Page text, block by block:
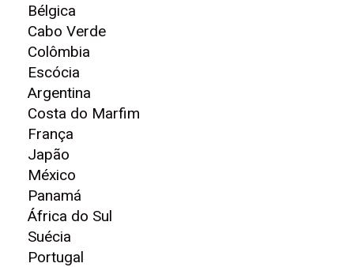
Bélgica
Cabo Verde
Colômbia
Escócia
Argentina
Costa do Marfim
França
Japão
México
Panamá
África do Sul
Suécia
Portugal